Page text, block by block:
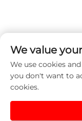
We value
We use cookies
you don't want to
cookies.